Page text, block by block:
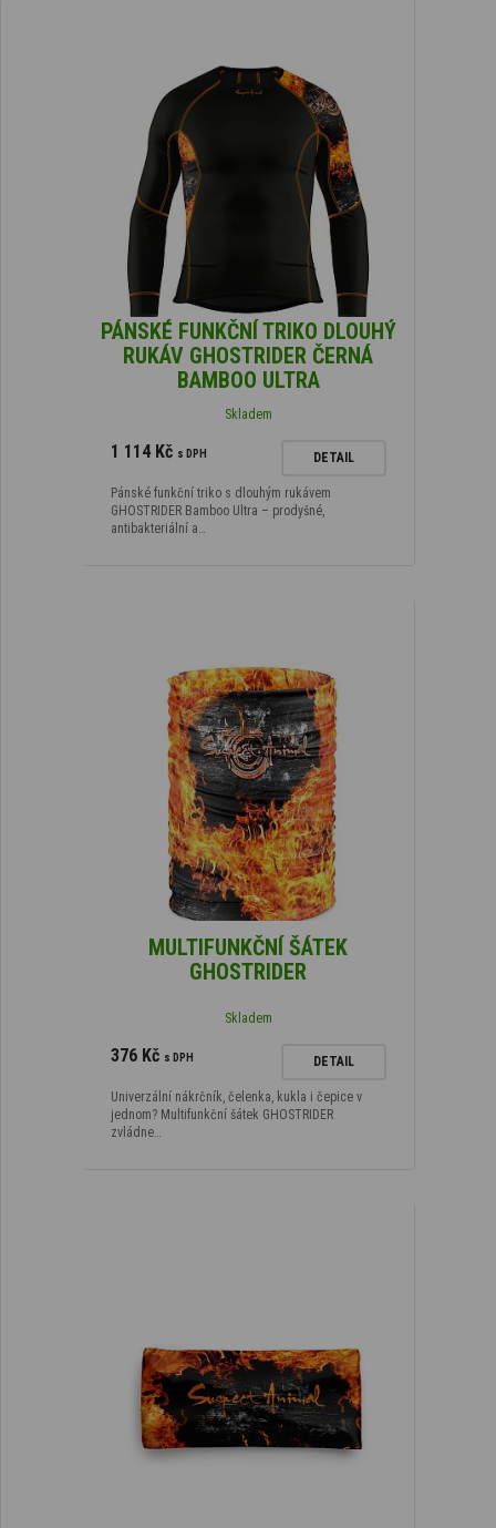
PÁNSKÉ FUNKČNÍ TRIKO DLOUHÝ
RUKÁV GHOSTRIDER ČERNÁ
BAMBOO ULTRA
Skladem
1 114 Kč s DPH DETAIL
Pánské funkční triko s dlouhým rukávem
GHOSTRIDER Bamboo Ultra – prodyšné,
antibakteriální a…
MULTIFUNKČNÍ ŠÁTEK
GHOSTRIDER
Skladem
376 Kč s DPH DETAIL
Univerzální nákrčník, čelenka, kukla i čepice v
jednom? Multifunkční šátek GHOSTRIDER
zvládne…